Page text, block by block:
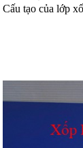
Cấu tạo của lớp